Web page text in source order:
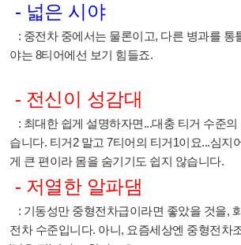
- 넓은 시야
: 중전차 중에서는 물론이고, 다른 병과를 통
야는 8티어에선 보기 힘들죠.
- 전신이 성감대
: 최대한 쉽게 설명하자면...대충 티거 수준
습니다. 티거2 말고 7티어의 티거1이요...심지
게 큰 편이라 몸을 숨기기도 쉽지 않습니다.
- 저열한 알파댐
: 기동성만 중형전차급이라면 좋았을 것을,
전차 수준입니다. 아니, 요즘세상엔 중형전차